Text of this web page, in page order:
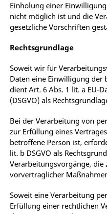
Einholung einer
nicht möglich ist und die
gesetzliche Vorschriften
Rechtsgrundlage
Soweit wir für
Daten eine Einwilligung der
dient Art. 6 Abs. 1 lit. a EU-
(DSGVO) als
Bei der Verarbeitung von
zur Erfüllung eines
betroffene Person ist,
lit. b DSGVO als
Verarbeitungsvorgänge,
vorvertraglicher
Soweit eine Verarbeitung
Erfüllung einer rechtlichen